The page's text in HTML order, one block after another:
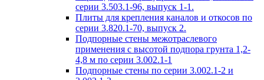
серии 3.503.1-96, выпуск 1-1.
Плиты для крепления каналов и откосов по
серии 3.820.1-70, выпуск 2.
Подпорные стены межотраслевого
применения с высотой подпора грунта 1,2-
4,8 м по серии 3.002.1-1
Подпорные стены по серии 3.002.1-2 и